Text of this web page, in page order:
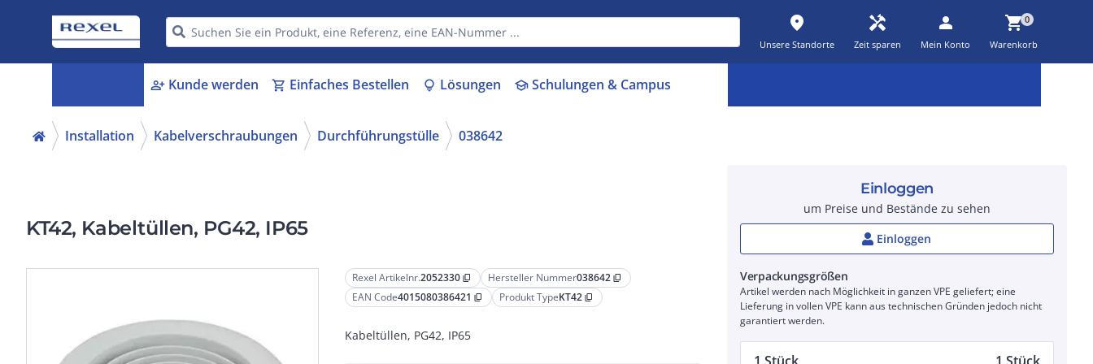
place
Unsere Standorte
handyman
Zeit sparen
person
Mein Konto
shopping_cart0
Warenkorb
person_add Kunde werden shopping_cart Einfaches Bestellen lightbulb Lösungen schoolSchulungen & Campus
Installation Kabelverschraubungen Durchführungstülle 038642
KT42, Kabeltüllen, PG42, IP65
Rexel Artikelnr.2052330 content_copy Hersteller Nummer038642 content_copy
EAN Code4015080386421 content_copy Produkt TypeKT42 content_copy
Kabeltüllen, PG42, IP65
Einloggen
um Preise und Bestände zu sehen
Einloggen
Verpackungsgrößen
Artikel werden nach Möglichkeit in ganzen VPE geliefert; eine
Lieferung in vollen VPE kann aus technischen Gründen jedoch nicht
garantiert werden.